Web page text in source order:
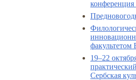
конференция
факультетом
19–22
Сербская